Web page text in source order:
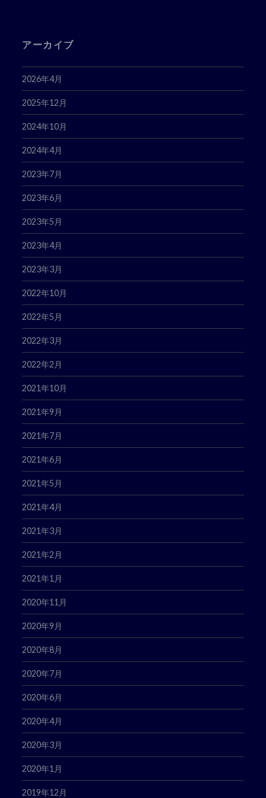
アーカイブ
2026年4月
2025年12月
2024年10月
2024年4月
2023年7月
2023年6月
2023年5月
2023年4月
2023年3月
2022年10月
2022年5月
2022年3月
2022年2月
2021年10月
2021年9月
2021年7月
2021年6月
2021年5月
2021年4月
2021年3月
2021年2月
2021年1月
2020年11月
2020年9月
2020年8月
2020年7月
2020年6月
2020年4月
2020年3月
2020年1月
2019年12月